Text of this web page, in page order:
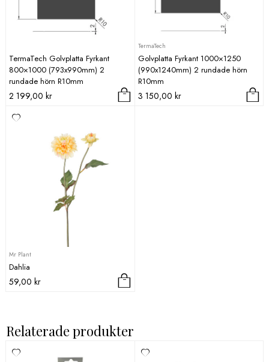
TermaTech Golvplatta Fyrkant
800×1000 (793x990mm) 2
rundade hörn R10mm
2 199,00 kr
TermaTech
Golvplatta Fyrkant 1000×1250
(990x1240mm) 2 rundade hörn
R10mm
3 150,00 kr
Mr Plant
Dahlia
59,00 kr
Relaterade produkter